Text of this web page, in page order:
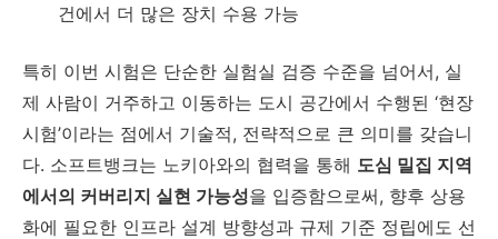
건에서 더 많은 장치 수용 가능
특히 이번 시험은 단순한 실험실 검증 수준을 넘어서, 실
제 사람이 거주하고 이동하는 도시 공간에서 수행된 ‘현장
시험’이라는 점에서 기술적, 전략적으로 큰 의미를 갖습니
다. 소프트뱅크는 노키아와의 협력을 통해 도심 밀집 지역
에서의 커버리지 실현 가능성을 입증함으로써, 향후 상용
화에 필요한 인프라 설계 방향성과 규제 기준 정립에도 선